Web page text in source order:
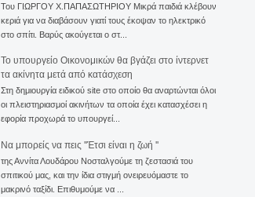
Του ΓΙΩΡΓΟΥ Χ.ΠΑΠΑΣΩΤΗΡΙΟΥ Μικρά παιδιά κλέβουν
κεριά για να διαβάσουν γιατί τους έκοψαν το ηλεκτρικό
στο σπίτι. Βαρύς ακούγεται ο στ...
To υπουργείο Οικονομικών θα βγάζει στο ίντερνετ
τα ακίνητα μετά από κατάσχεση
Στη δημιουργία ειδικού site στο οποίο θα αναρτώνται όλοι
οι πλειστηριασμοί ακινήτων τα οποία έχει κατασχέσει η
εφορία προχωρά το υπουργεί...
Να μπορείς να πεις ''Έτσι είναι η ζωή ''
της Αννίτα Λουδάρου Νοσταλγούμε τη ζεστασιά του
σπιτικού μας, και την ίδια στιγμή ονειρευόμαστε το
μακρινό ταξίδι. Επιθυμούμε να ...